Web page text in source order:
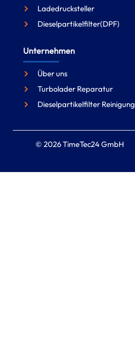
Ladedrucksteller
Dieselpartikelfilter(DPF)
Unternehmen
Über uns
Turbolader Reparatur
Dieselpartikelfilter Reinigung
© 2026 TimeTec24 GmbH